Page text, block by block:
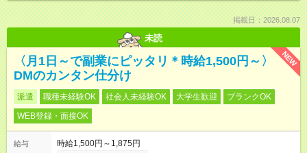
掲載日：2026.08.07
未読
NEW
〈月1日～で副業にピッタリ＊時給1,500円～〉
DMのカンタン仕分け
派遣 職種未経験OK 社会人未経験OK 大学生歓迎
ブランクOK
WEB登録・面接OK
給与
時給1,500円～1,875円